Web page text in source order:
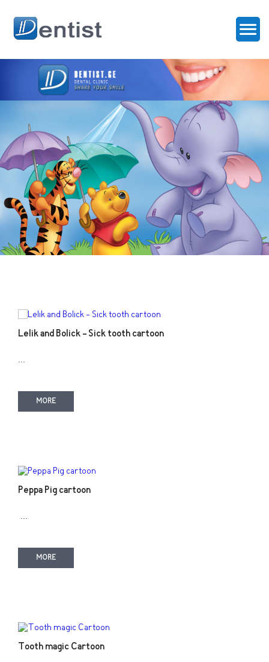
Lelik and Bolick - Sick tooth cartoon
MORE
Peppa Pig cartoon
...
MORE
Tooth magic Cartoon